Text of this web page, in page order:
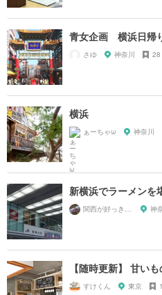
青女企画 横浜日帰
さゆ 神奈川 28
横浜
ぁーちゃω 神奈川
新横浜でラーメンを
関西が好っきゃねん 神
【随時更新】 甘い
すけくん 東京